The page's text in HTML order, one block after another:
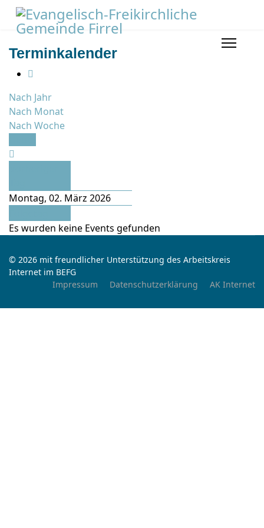
Terminkalender
Nach Jahr
Nach Monat
Nach Woche
Montag, 02. März 2026
Es wurden keine Events gefunden
© 2026 mit freundlicher Unterstützung des Arbeitskreis
Internet im BEFG
Impressum
Datenschutzerklärung AK Internet